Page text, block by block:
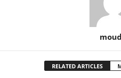
RELATED ARTICLES